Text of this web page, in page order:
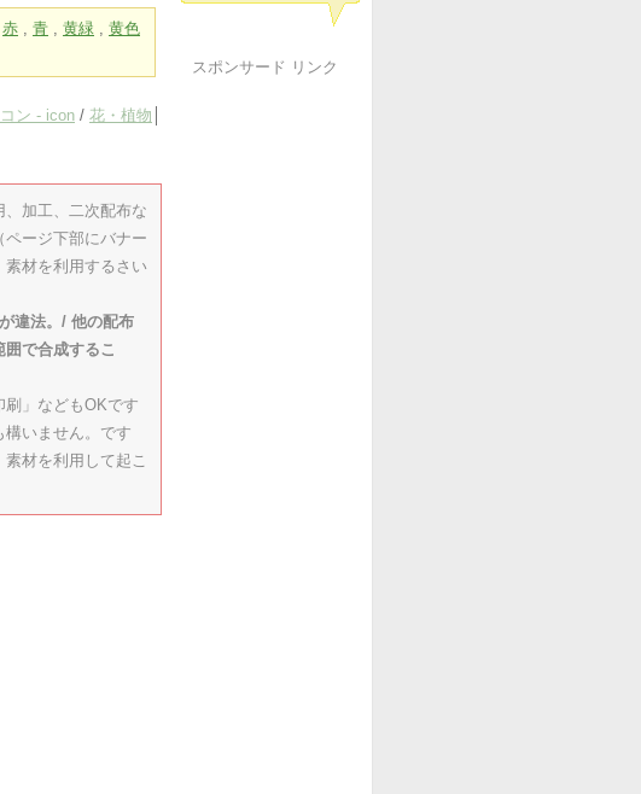
赤 , 青 , 黄緑 , 黄色
ン - icon / 花・植物
加工、二次配布な
ージ下部にバナー
材を利用するさい
違法。/ 他の配布
で合成するこ
刷」などもOKです
いません。です
材を利用して起こ
スポンサード リンク